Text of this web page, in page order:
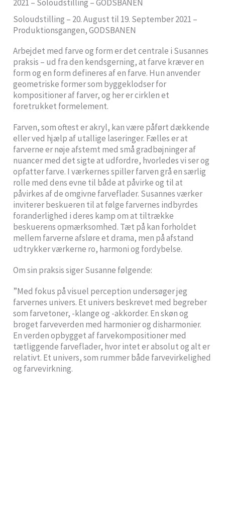
2021 – Soloudstilling – GODSBANEN
Soloudstilling – 20. August til 19. September 2021 –
Produktionsgangen, GODSBANEN
Arbejdet med farve og form er det centrale i Susannes
praksis – ud fra den kendsgerning, at farve kræver en
form og en form defineres af en farve. Hun anvender
geometriske former som byggeklodser for
kompositioner af farver, og her er cirklen et
foretrukket formelement.
Farven, som oftest er akryl, kan være påført dækkende
eller ved hjælp af utallige laseringer. Fælles er at
farverne er nøje afstemt med små gradbøjninger af
nuancer med det sigte at udfordre, hvorledes vi ser og
opfatter farve. I værkernes spiller farven grå en særlig
rolle med dens evne til både at påvirke og til at
påvirkes af de omgivne farveflader. Susannes værker
inviterer beskueren til at følge farvernes indbyrdes
foranderlighed i deres kamp om at tiltrække
beskuerens opmærksomhed. Tæt på kan forholdet
mellem farverne afsløre et drama, men på afstand
udtrykker værkerne ro, harmoni og fordybelse.
Om sin praksis siger Susanne følgende:
”Med fokus på visuel perception undersøger jeg
farvernes univers. Et univers beskrevet med begreber
som farvetoner, -klange og -akkorder. En skøn og
broget farveverden med harmonier og disharmonier.
En verden opbygget af farvekompositioner med
tætliggende farveflader, hvor intet er absolut og alt er
relativt. Et univers, som rummer både farvevirkelighed
og farvevirkning.